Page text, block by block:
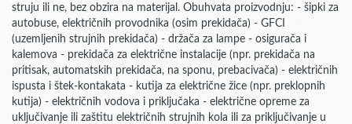
struju ili ne, bez obzira na materijal. Obuhvata proizvodnju: - šipki za
autobuse, električnih provodnika (osim prekidača) - GFCI
(uzemljenih strujnih prekidača) - držača za lampe - osigurača i
kalemova - prekidača za električne instalacije (npr. prekidača na
pritisak, automatskih prekidača, na sponu, prebacivača) - električnih
ispusta i štek-kontakata - kutija za električne žice (npr. preklopnih
kutija) - električnih vodova i priključaka - električne opreme za
uključivanje ili zaštitu električnih strujnih kola ili za priključivanje u